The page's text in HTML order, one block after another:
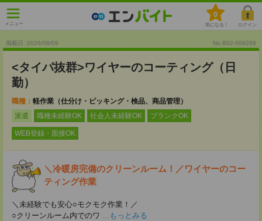
メニュー
0
気になる！ ログイン
掲載日 :2026/08/09 No.B02-009266
<タイパ抜群>ワイヤーのコーティング（日
勤）
職種： 軽作業（仕分け・ピッキング・検品、商品管理）
派遣
職種未経験OK 社会人未経験OK ブランクOK
WEB登録・面接OK
＼冷暖房完備のクリーンルーム！／ワイヤーのコー
ティング作業
＼未経験でも安心○モクモク作業！／
○クリーンルーム内でのワ ...もっとみる